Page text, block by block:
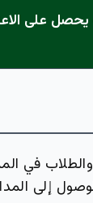
في
إلى